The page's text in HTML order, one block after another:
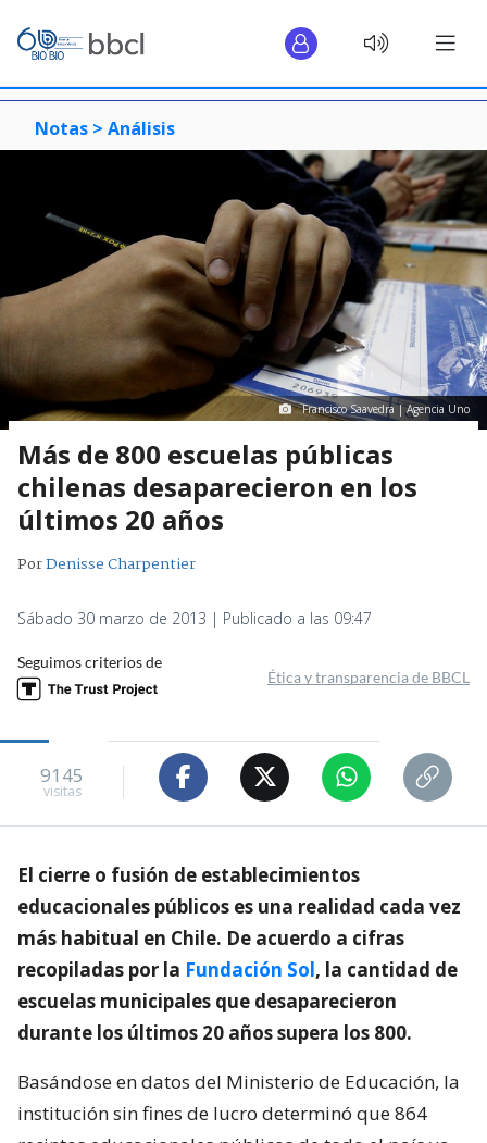
Notas > Análisis
Francisco Saavedra | Agencia Uno
Más de 800 escuelas públicas
chilenas desaparecieron en los
últimos 20 años
PorDenisse Charpentier
Sábado 30 marzo de 2013 | Publicado a las 09:47
Seguimos criterios de
Ética y transparencia de BBCL
9145
visitas
El cierre o fusión de establecimientos
educacionales públicos es una realidad cada vez
más habitual en Chile. De acuerdo a cifras
recopiladas por la Fundación Sol, la cantidad de
escuelas municipales que desaparecieron
durante los últimos 20 años supera los 800.
Basándose en datos del Ministerio de Educación, la
institución sin fines de lucro determinó que 864